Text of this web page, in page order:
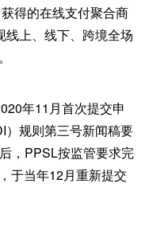
得的在线支付聚合商
上、线下、跨境全场
年11月首次提交申
）规则第三号新闻稿要
，PPSL按监管要求完
于当年12月重新提交